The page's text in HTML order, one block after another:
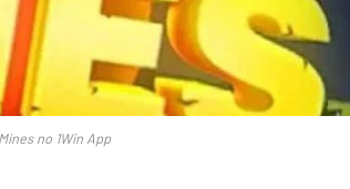
no 1Win App